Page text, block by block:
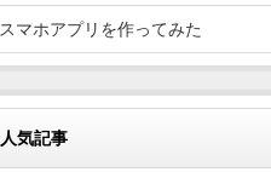
スマホアプリを作ってみた
人気記事